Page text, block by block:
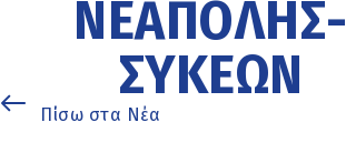
ΝΕΆΠΟΛΗΣ-
ΣΥΚΕΏΝ
Πίσω στα Νέα